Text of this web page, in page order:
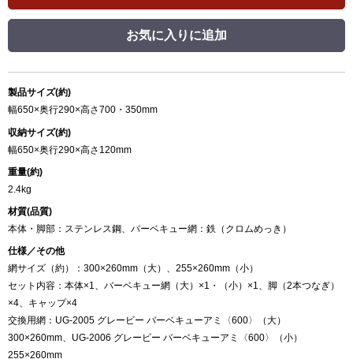
お気に入りに追加
製品サイズ(約)
幅650×奥行290×高さ700・350mm
収納サイズ(約)
幅650×奥行290×高さ120mm
重量(約)
2.4kg
材質(品質)
本体・脚部：ステンレス鋼、バーベキュー網：鉄（クロムめっき）
仕様／その他
網サイズ（約）：300×260mm（大）、255×260mm（小）
セット内容：本体×1、バーベキュー網（大）×1・（小）×1、脚（2本つなぎ）
×4、キャップ×4
交換用網：UG-2005 グレービー バーベキューアミ〈600〉（大）
300×260mm、UG-2006 グレービー バーベキューアミ〈600〉（小）
255×260mm